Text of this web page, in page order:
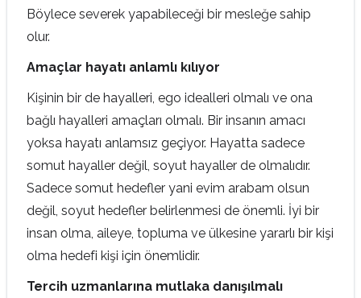
Böylece severek yapabileceği bir mesleğe sahip
olur.
Amaçlar hayatı anlamlı kılıyor
Kişinin bir de hayalleri, ego idealleri olmalı ve ona
bağlı hayalleri amaçları olmalı. Bir insanın amacı
yoksa hayatı anlamsız geçiyor. Hayatta sadece
somut hayaller değil, soyut hayaller de olmalıdır.
Sadece somut hedefler yani evim arabam olsun
değil, soyut hedefler belirlenmesi de önemli. İyi bir
insan olma, aileye, topluma ve ülkesine yararlı bir kişi
olma hedefi kişi için önemlidir.
Tercih uzmanlarına mutlaka danışılmalı